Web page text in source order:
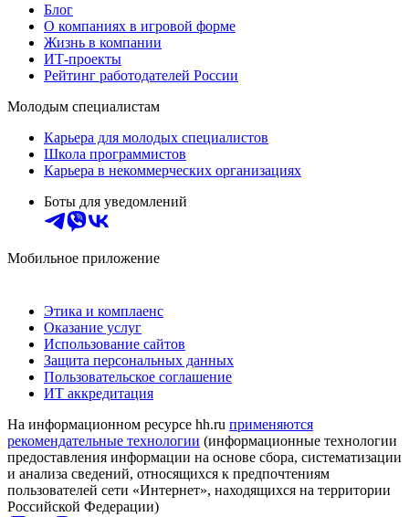
Блог
О компаниях в игровой форме
Жизнь в компании
ИТ-проекты
Рейтинг работодателей России
Молодым специалистам
Карьера для молодых специалистов
Школа программистов
Карьера в некоммерческих организациях
Боты для уведомлений
Мобильное приложение
Этика и комплаенс
Оказание услуг
Использование сайтов
Защита персональных данных
Пользовательское соглашение
ИТ аккредитация
На информационном ресурсе hh.ru применяются
рекомендательные технологии (информационные технологии
предоставления информации на основе сбора, систематизации
и анализа сведений, относящихся к предпочтениям
пользователей сети «Интернет», находящихся на территории
Российской Федерации)